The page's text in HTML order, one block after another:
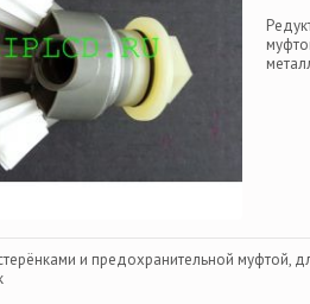
и предохранительной муфтой,